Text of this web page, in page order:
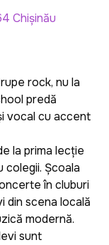
Chișinău
rock, nu la
predă
vocal cu accent
la prima lecție
Școala
în cluburi
din scena locală
modernă.
sunt